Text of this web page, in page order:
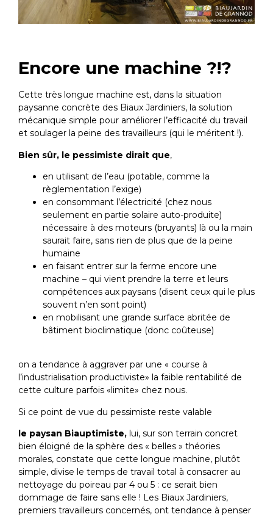
Encore une machine ?!?
Cette très longue machine est, dans la situation
paysanne concrète des Biaux Jardiniers, la solution
mécanique simple pour améliorer l’efficacité du travail
et soulager la peine des travailleurs (qui le méritent !).
Bien sûr, le pessimiste dirait que,
en utilisant de l’eau (potable, comme la
règlementation l’exige)
en consommant l’électricité (chez nous
seulement en partie solaire auto-produite)
nécessaire à des moteurs (bruyants) là ou la main
saurait faire, sans rien de plus que de la peine
humaine
en faisant entrer sur la ferme encore une
machine – qui vient prendre la terre et leurs
compétences aux paysans (disent ceux qui le plus
souvent n’en sont point)
en mobilisant une grande surface abritée de
bâtiment bioclimatique (donc coûteuse)
on a tendance à aggraver par une « course à
l’industrialisation productiviste» la faible rentabilité de
cette culture parfois «limite» chez nous.
Si ce point de vue du pessimiste reste valable
le paysan Biauptimiste, lui, sur son terrain concret
bien éloigné de la sphère des « belles » théories
morales, constate que cette longue machine, plutôt
simple, divise le temps de travail total à consacrer au
nettoyage du poireau par 4 ou 5 : ce serait bien
dommage de faire sans elle ! Les Biaux Jardiniers,
premiers travailleurs concernés, ont tendance à penser